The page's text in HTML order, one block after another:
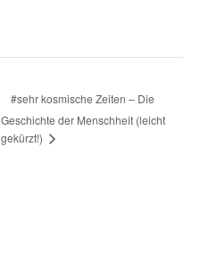
#sehr kosmische Zeiten – Die
Geschichte der Menschheit (leicht
gekürzt!)